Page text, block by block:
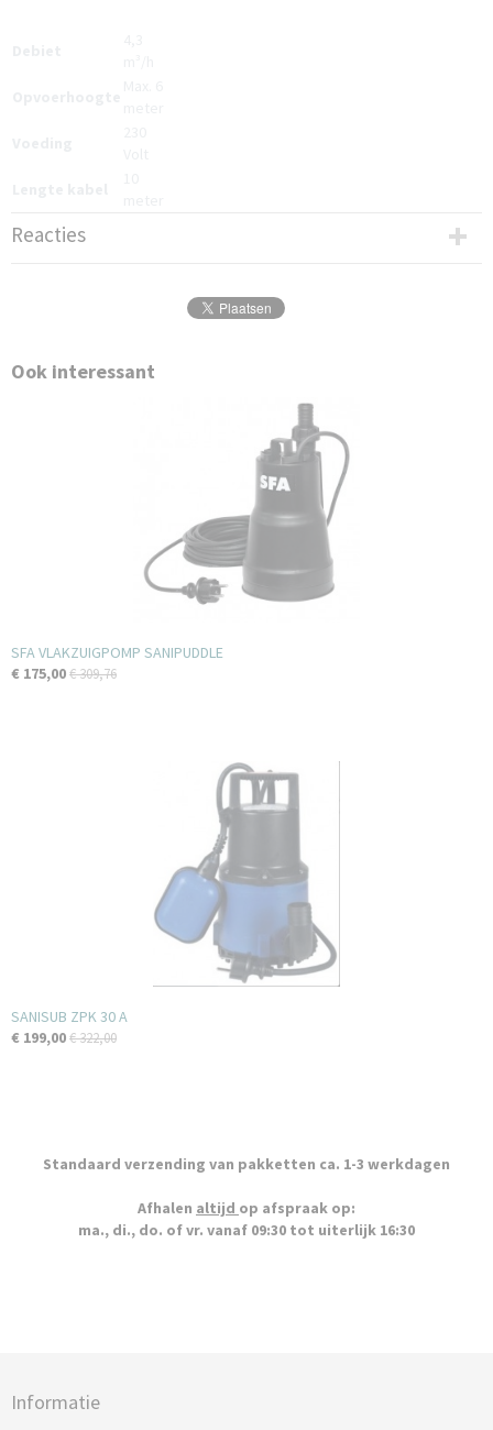
Reacties
Ook interessant
SFA VLAKZUIGPOMP SANIPUDDLE
€ 175,00€ 309,76
SANISUB ZPK 30 A
€ 199,00€ 322,00
Standaard verzending van pakketten ca. 1-3 werkdagen
Afhalen altijd op afspraak op:
ma., di., do. of vr. vanaf 09:30 tot uiterlijk 16:30
Informatie